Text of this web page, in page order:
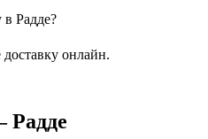
Радде?
онлайн.
Радде